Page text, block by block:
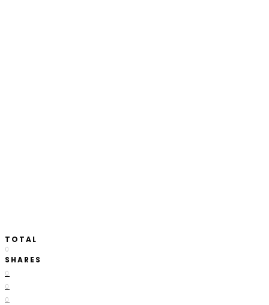
TOTAL
0
SHARES
0
0
0